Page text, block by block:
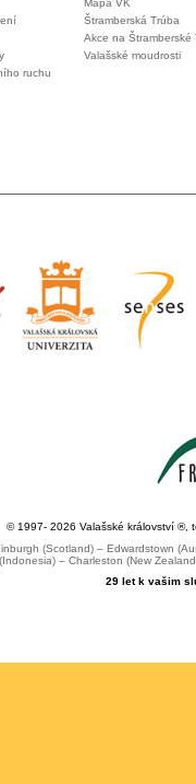
ruchu
Mapa VK
Štramberská Trúba
Akce na Štramberské
Valašské moudrosti
© 1997- 2026 Valašské království ®,
(Scotland) – Edwardstown
– Charleston (New
29 let k vašim